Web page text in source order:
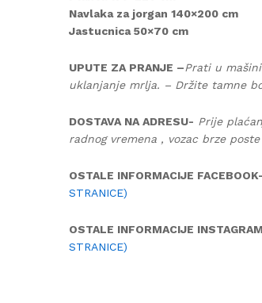
Navlaka za jorgan 140×200 cm
Jastucnica 50×70 cm
UPUTE ZA PRANJE –Prati u
uklanjanje mrlja. – Držite tamne
DOSTAVA NA ADRESU- Prije
radnog vremena , vozac brze
OSTALE INFORMACIJE FACEBOOK-
STRANICE)
OSTALE INFORMACIJE
STRANICE)